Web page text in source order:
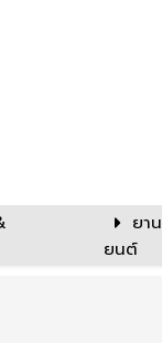
ยาน
ยนต์